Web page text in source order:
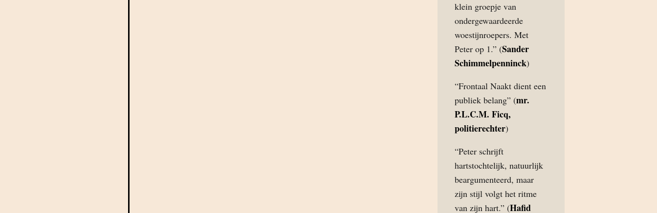
klein groepje van
ondergewaardeerde
woestijnroepers. Met
Peter op 1.” (Sander
Schimmelpenninck)
“Frontaal Naakt dient een
publiek belang” (mr.
P.L.C.M. Ficq,
politierechter)
“Peter schrijft
hartstochtelijk, natuurlijk
beargumenteerd, maar
zijn stijl volgt het ritme
van zijn hart.” (Hafid